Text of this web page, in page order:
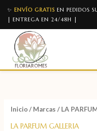
✨ ENVÍO GRATIS EN PEDIDOS
| ENTREGA EN 24/48H |
Inicio/ Marcas / LA
LA PARFUM GALLERIA